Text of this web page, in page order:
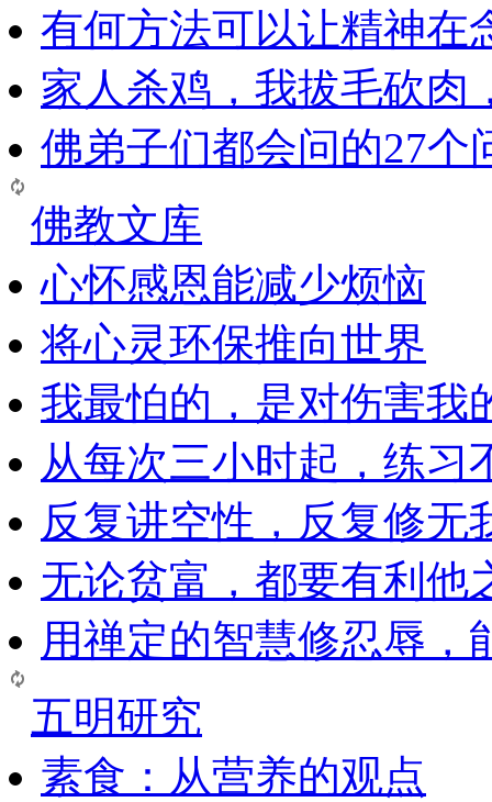
有何方法可以让精神在
家人杀鸡，我拔毛砍肉
佛弟子们都会问的27个
佛教文库
心怀感恩能减少烦恼
将心灵环保推向世界
我最怕的，是对伤害我
从每次三小时起，练习
反复讲空性，反复修无
无论贫富，都要有利他
用禅定的智慧修忍辱，
五明研究
素食：从营养的观点